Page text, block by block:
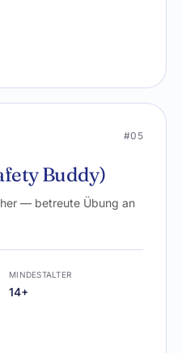
#05
Buddy)
— betreute Übung an
MINDESTALTER
14+